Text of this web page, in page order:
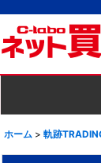
ホーム > 軌跡